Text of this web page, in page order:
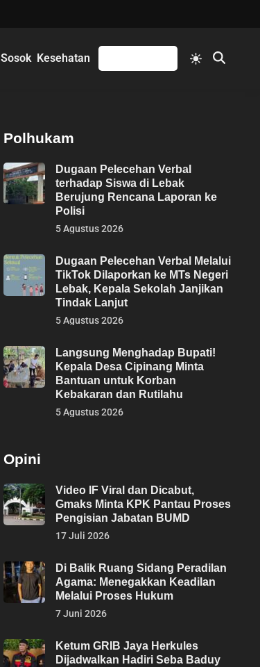
Sosok Kesehatan
Switch
to
Open
Polhukam
Dugaan Pelecehan Verbal
terhadap Siswa di Lebak
Berujung Rencana Laporan ke
Polisi
5 Agustus 2026
Dugaan Pelecehan Verbal Melalui
TikTok Dilaporkan ke MTs Negeri
Lebak, Kepala Sekolah Janjikan
Tindak Lanjut
5 Agustus 2026
Langsung Menghadap Bupati!
Kepala Desa Cipinang Minta
Bantuan untuk Korban
Kebakaran dan Rutilahu
5 Agustus 2026
Opini
Video IF Viral dan Dicabut,
Gmaks Minta KPK Pantau Proses
Pengisian Jabatan BUMD
17 Juli 2026
Di Balik Ruang Sidang Peradilan
Agama: Menegakkan Keadilan
Melalui Proses Hukum
7 Juni 2026
Ketum GRIB Jaya Herkules
Dijadwalkan Hadiri Seba Baduy